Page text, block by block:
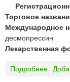
и
е
м
с
к
и
е
л
е
т
к
и
Торговое
Международное
десмопрессин
Лекарственная
Подробнее